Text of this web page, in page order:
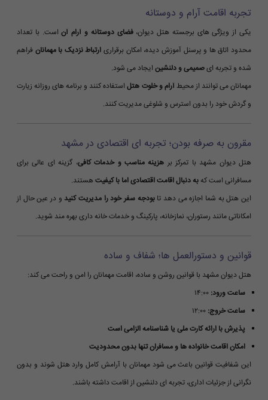
تجربه اقامت آرام و دوستانه
یکی از ویژگی های برجسته هتل دیوان،فضای دوستانه و آرام آناست. با تعداد
محدود اتاق ها و پرسنل آموزش دیده، امکان برقراری ارتباط نزدیک با مهمانان فراهم
شده و تجربه ایصمیمی و دلنشین ایجاد می شود.
مهمانان می توانند از محیط آرام و خلوت هتلاستفاده کنند و برنامه های روزانه زیارت
و گردش خود را بدون استرس و شلوغی مدیریت کنند.
مقرون به صرفه بودن؛ تجربه ای اقتصادی در مشهد
هتل دیوان مشهد با تمرکز بر هزینه مناسب و خدمات کافی، گزینه ای عالی برای
مسافرانی است که به دنبال اقامت اقتصادی اما با کیفیت هستند.
این هتل به شما اجازه می دهد تابودجه سفر خود را مدیریت کنید و در عین حال از
امکاناتی مانند رستوران، نمازخانه، پارکینگ و خدمات خانه داری بهره مند شوید.
قوانین و دستورالعمل ها؛ شفاف و ساده
هتل دیوان مشهد با قوانین روشن و ساده، اقامت مهمانان را امن و راحت می کند:
ساعت ورود:
ساعت خروج:
پذیرش با ارائه کارت ملی یا شناسنامه الزامی است
امکان اقامت خانواده ها و مسافران تنها بدون محدودیت
این شفافیت قوانین باعث می شود مهمانان با آرامش کامل وارد هتل شوند و بدون
نگرانی از جزئیات اداری، تجربه ای دلنشین از اقامت داشته باشند.